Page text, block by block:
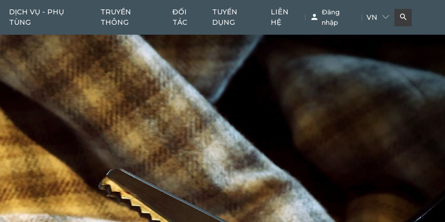
Máy cào bóc Máy cào bóc tái chế
1 11
Máy san Phụ kiện chuyên dụng
DỊCH VỤ - PHỤ
TÙNG
TRUYỀN
THÔNG
ĐỐI
TÁC
TUYỂN
DỤNG
LIÊN
HỆ
Đăng
nhập
VN